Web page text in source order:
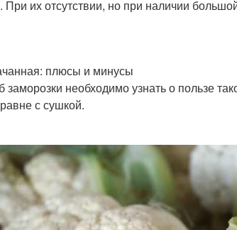
При их отсутствии, но при наличии
плюсы и минусы
необходимо узнать о пользе
с сушкой.